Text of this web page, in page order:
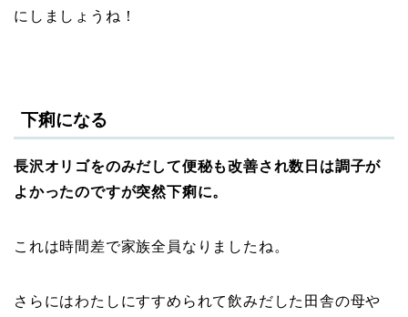
にしましょうね！
下痢になる
長沢オリゴをのみだして便秘も改善され数日は調子が
よかったのですが突然下痢に。
これは時間差で家族全員なりましたね。
さらにはわたしにすすめられて飲みだした田舎の母や